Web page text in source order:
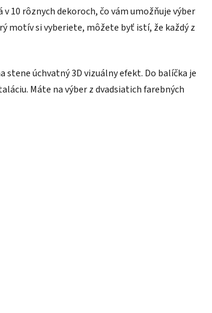
10 rôznych dekoroch, čo vám umožňuje výber
motív si vyberiete, môžete byť istí, že každý z
stene úchvatný 3D vizuálny efekt. Do balíčka je
Máte na výber z dvadsiatich farebných